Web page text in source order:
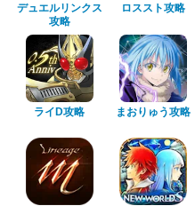
デュエルリンクス
攻略
ロススト攻略
ライD攻略 まおりゅう攻略